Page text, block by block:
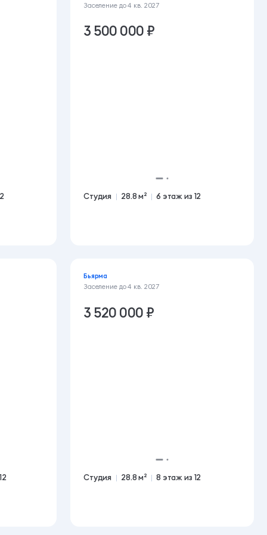
Заселение до4 кв. 2027
3 500 000 ₽
Студия 28.8 м² 6 этаж из 12
Бьярма
Заселение до4 кв. 2027
3 520 000 ₽
Студия 28.8 м² 8 этаж из 12